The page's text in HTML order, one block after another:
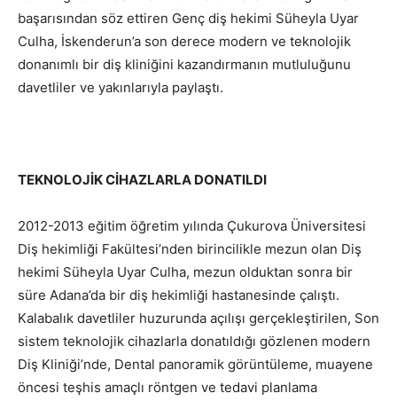
başarısından söz ettiren Genç diş hekimi Süheyla Uyar
Culha, İskenderun’a son derece modern ve teknolojik
donanımlı bir diş kliniğini kazandırmanın mutluluğunu
davetliler ve yakınlarıyla paylaştı.
TEKNOLOJİK CİHAZLARLA DONATILDI
2012-2013 eğitim öğretim yılında Çukurova Üniversitesi
Diş hekimliği Fakültesi’nden birincilikle mezun olan Diş
hekimi Süheyla Uyar Culha, mezun olduktan sonra bir
süre Adana’da bir diş hekimliği hastanesinde çalıştı.
Kalabalık davetliler huzurunda açılışı gerçekleştirilen, Son
sistem teknolojik cihazlarla donatıldığı gözlenen modern
Diş Kliniği’nde, Dental panoramik görüntüleme, muayene
öncesi teşhis amaçlı röntgen ve tedavi planlama